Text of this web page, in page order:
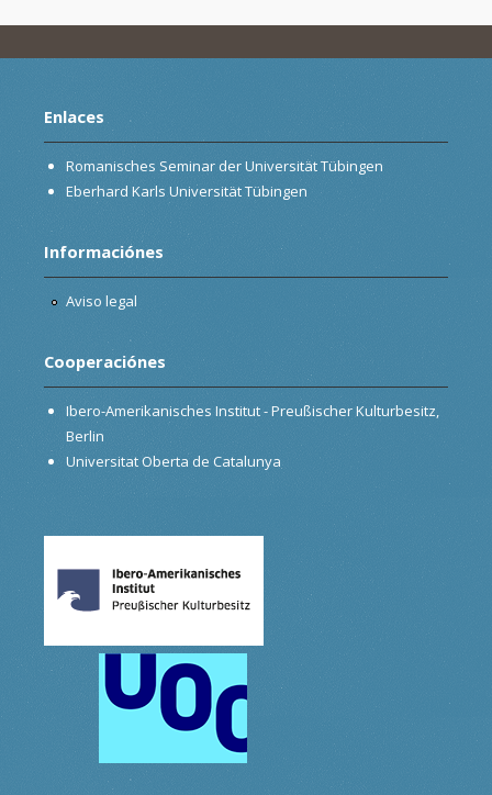
Enlaces
Romanisches Seminar der Universität Tübingen
Eberhard Karls Universität Tübingen
Informaciónes
Aviso legal
Cooperaciónes
Ibero-Amerikanisches Institut - Preußischer Kulturbesitz,
Berlin
Universitat Oberta de Catalunya